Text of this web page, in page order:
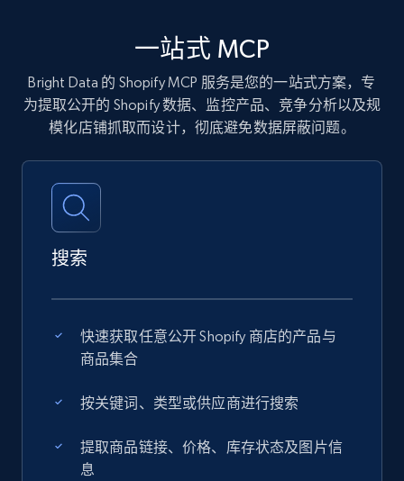
一站式 MCP
Bright Data 的 Shopify MCP 服务是您的一站式方案，专
为提取公开的 Shopify 数据、监控产品、竞争分析以及规
模化店铺抓取而设计，彻底避免数据屏蔽问题。
搜索
快速获取任意公开 Shopify 商店的产品与
商品集合
按关键词、类型或供应商进行搜索
提取商品链接、价格、库存状态及图片信
息